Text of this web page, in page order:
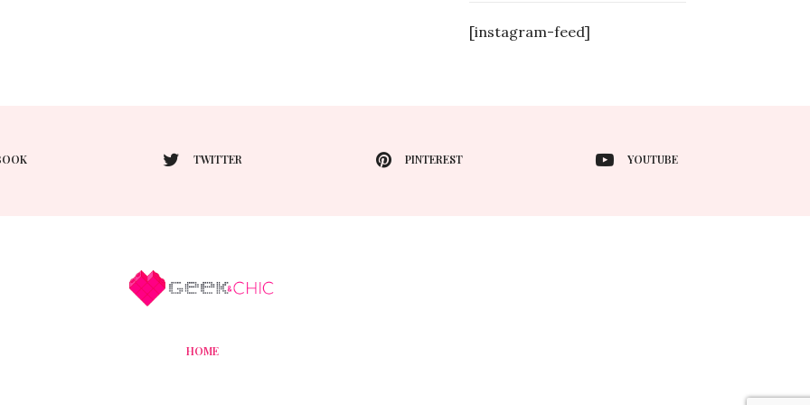
[instagram-feed]
TWITTER PINTEREST YOUTUBE
HOME